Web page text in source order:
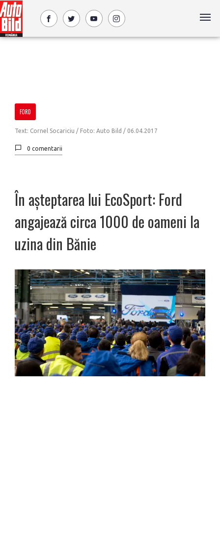
FORD
Text: Cornel Socariciu / Foto: Auto Bild / 06.04.2017
0 comentarii
În așteptarea lui EcoSport: Ford
angajează circa 1000 de oameni la
uzina din Bănie